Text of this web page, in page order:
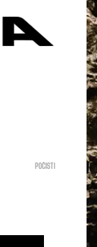
POČISTI